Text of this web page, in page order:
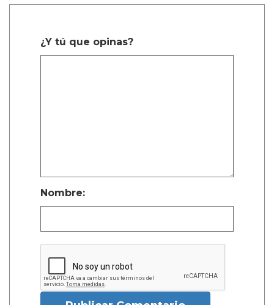
¿Y tú que opinas?
Nombre: